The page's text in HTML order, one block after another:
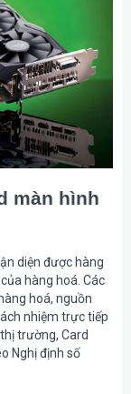
màn hình
diện được hàng
hàng hoá. Các
hoá, nguồn
nhiệm trực tiếp
trường, Card
Nghị định số